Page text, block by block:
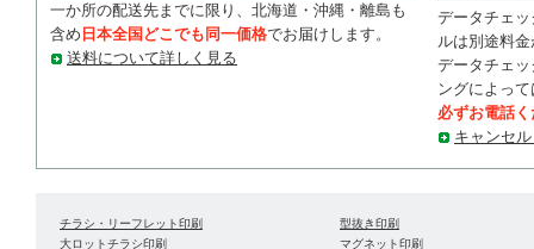
一か所の配送先までに限り、北海道・沖縄・離島も
含め 日本全国どこでも同一価格でお届けします。
送料について詳しく見る
データチェ
ルは別途料
データチェ
ングによっ
必ずお電話
キャンセ
チラシ・リーフレット印刷
大ロットチラシ印刷
型抜き印刷
マグネット印刷